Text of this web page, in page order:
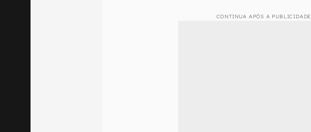
CONTINUA APÓS A PUBLICIDADE